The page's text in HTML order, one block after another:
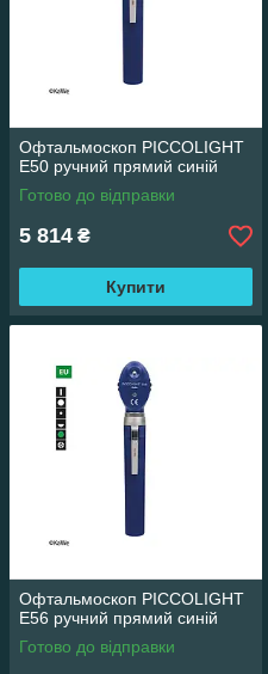
Офтальмоскоп PICCOLIGHT
E50 ручний прямий синій
Готово до відправки
5 814 ₴
Купити
Офтальмоскоп PICCOLIGHT
E56 ручний прямий синій
Готово до відправки